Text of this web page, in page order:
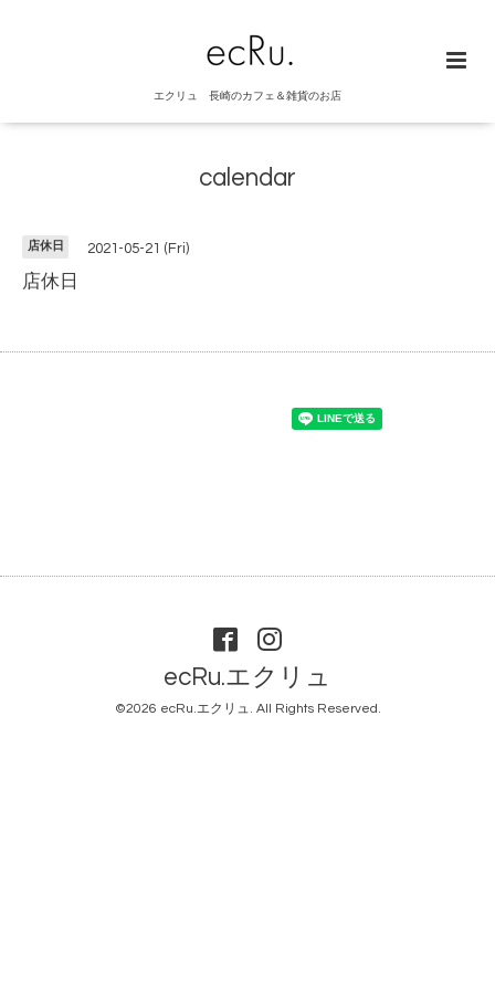
エクリュ 長崎のカフェ＆雑貨のお店
calendar
店休日 2021-05-21 (Fri)
店休日
ecRu.エクリュ
©2026 ecRu.エクリュ. All Rights Reserved.